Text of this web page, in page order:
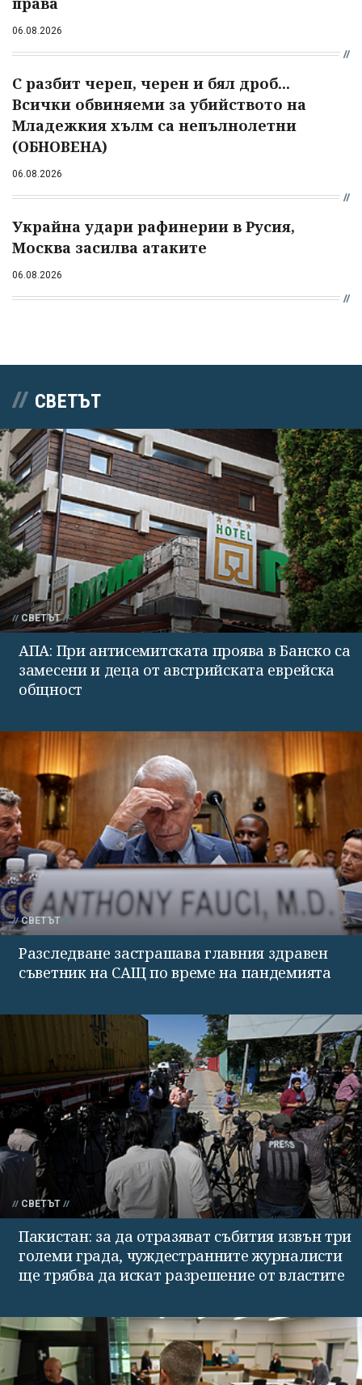
06.08.2026
С разбит череп, черен и бял дроб...
Всички обвиняеми за убийството на
Младежкия хълм са непълнолетни
(ОБНОВЕНА)
06.08.2026
Украйна удари рафинерии в Русия,
Москва засилва атаките
06.08.2026
СВЕТЪТ
СВЕТЪТ
АПА: При антисемитската проява в Банско са
замесени и деца от австрийската еврейска
общност
СВЕТЪТ
Разследване застрашава главния здравен
съветник на САЩ по време на пандемията
СВЕТЪТ
Пакистан: за да отразяват събития извън три
големи града, чуждестранните журналисти
ще трябва да искат разрешение от властите